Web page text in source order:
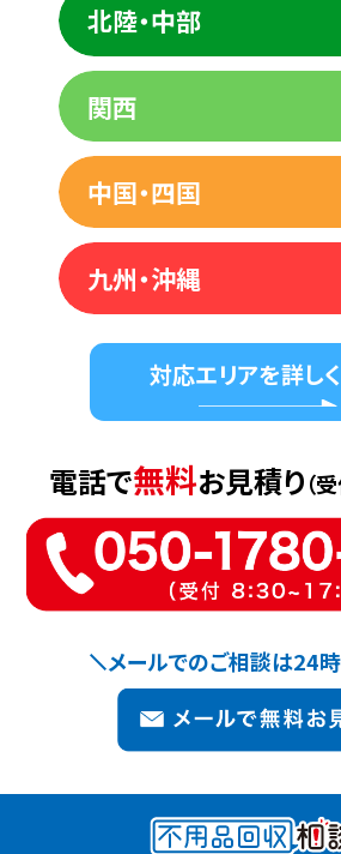
北陸・中部
関西
中国・四国
九州・沖縄
対応エリアを詳し
電話で無料お見積り（
メールでのご相談は24